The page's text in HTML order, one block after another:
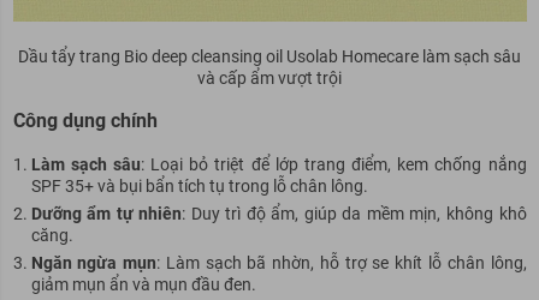
Dầu tẩy trang Bio deep cleansing oil Usolab Homecare làm sạch sâu
và cấp ẩm vượt trội
Công dụng chính
Làm sạch sâu: Loại bỏ triệt để lớp trang điểm, kem chống nắng
SPF 35+ và bụi bẩn tích tụ trong lỗ chân lông.
Dưỡng ẩm tự nhiên: Duy trì độ ẩm, giúp da mềm mịn, không khô
căng.
Ngăn ngừa mụn: Làm sạch bã nhờn, hỗ trợ se khít lỗ chân lông,
giảm mụn ẩn và mụn đầu đen.